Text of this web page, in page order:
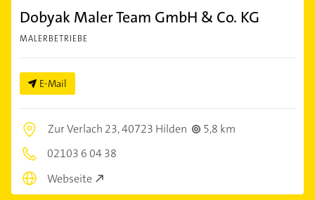
Dobyak Maler Team GmbH & Co. KG
MALERBETRIEBE
E-Mail
Zur Verlach 23,40723 Hilden
5,8 km
02103 6 04 38
Webseite